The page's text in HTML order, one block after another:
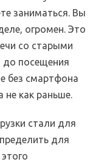
заниматься. Вы
огромен. Это
со старыми
до посещения
без смартфона
не как раньше.
стали для
для